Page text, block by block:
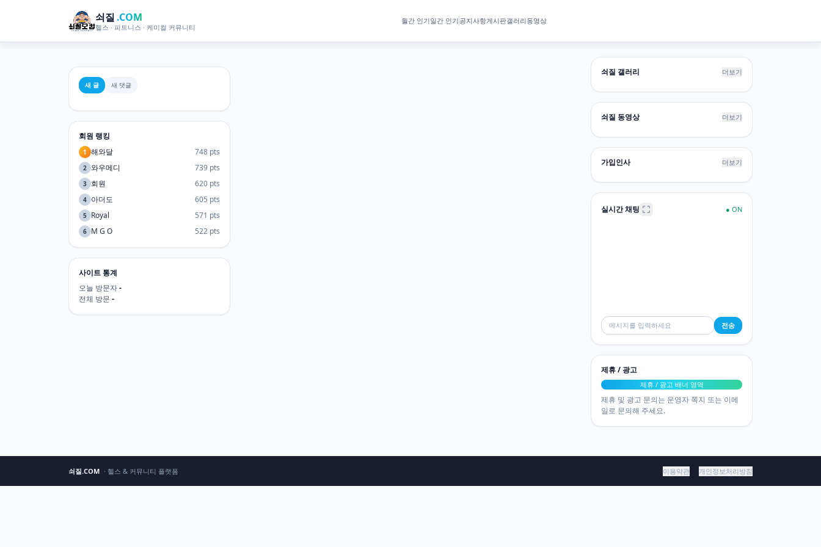
쇠질 .COM
헬스 · 피트니스 · 케미컬 커뮤니티
월간 인기일간 인기공지사항게시판갤러리동영상
새 글 새 댓글
회원 랭킹
1 해와달 748 pts
2 와우메디 739 pts
3 회원 620 pts
4 아더도 605 pts
5 Royal 571 pts
6 M G O 522 pts
사이트 통계
오늘 방문자-
전체 방문 -
쇠질 갤러리 더보기
쇠질 동영상 더보기
가입인사 더보기
실시간 채팅 ● ON
전송
제휴 / 광고
제휴 / 광고 배너 영역
제휴 및 광고 문의는 운영자 쪽지 또는 이메
일로 문의해 주세요.
쇠질.COM · 헬스 & 커뮤니티 플랫폼 이용약관 개인정보처리방침